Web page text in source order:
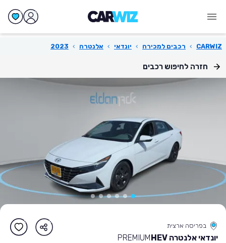
CARWIZ
› רכבים למכירה › יונדאי › אלנטרה ›
2023
חזרה לחיפוש רכבים
בפריסה ארצית
יונדאי אלנטרה HEV PREMIUM